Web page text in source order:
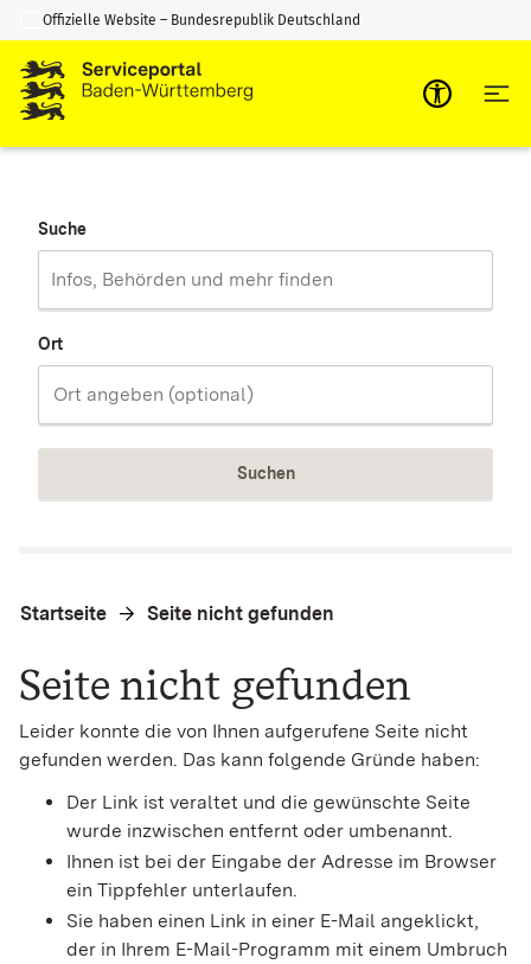
Zum Inhalt springen
Zur Suche springen
Offizielle Website – Bundesrepublik Deutschland
Suche
Ort
Suchen
Startseite Seite nicht gefunden
Seite nicht gefunden
Leider konnte die von Ihnen aufgerufene Seite nicht
gefunden werden. Das kann folgende Gründe haben:
Der Link ist veraltet und die gewünschte Seite
wurde inzwischen entfernt oder umbenannt.
Ihnen ist bei der Eingabe der Adresse im Browser
ein Tippfehler unterlaufen.
Sie haben einen Link in einer E-Mail angeklickt,
der in Ihrem E-Mail-Programm mit einem Umbruch